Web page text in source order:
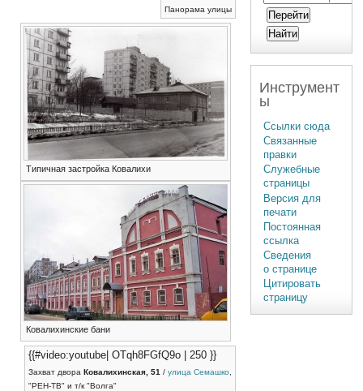
Панорама улицы
Типичная застройка Ковалихи
Ковалихинские бани
{{#video:youtube| OTqh8FGfQ9o | 250 }}
Захват двора Ковалихинская, 51/ улица Семашко,
"РЕН-ТВ" и т/к "Волга"
Инструмент
ы
Ссылки сюда
Связанные
правки
Служебные
страницы
Версия для
печати
Постоянная
ссылка
Сведения
о странице
Цитировать
страницу